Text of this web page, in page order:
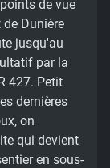
de vue
Dunière
jusqu'au
par la
427. Petit
dernières
on
qui devient
en sous-